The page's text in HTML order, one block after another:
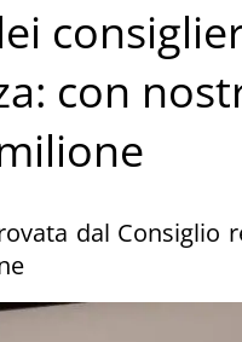
con
dal Consiglio